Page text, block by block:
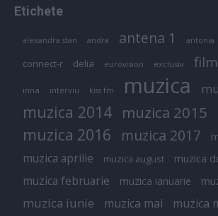
Etichete
alexandra stan andra antena 1 antonia
connect-r delia eurovision exclusiv film
inna interviu kiss fm muzica
muzica 2014 muzica 2015
muzica 2016 muzica 2017
muzica aprilie muzica august muzica
muzica februarie muzica ianuarie
muzica iunie muzica mai muzica